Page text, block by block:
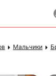
Мальчики